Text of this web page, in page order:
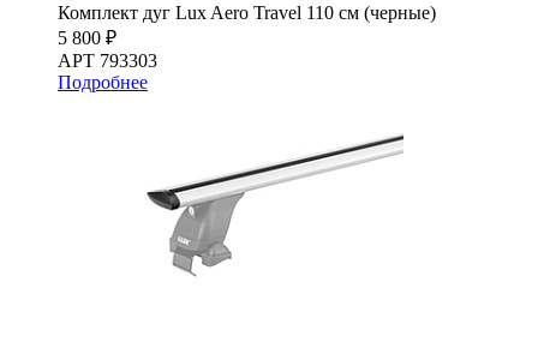
Комплект дуг Lux Aero Travel 110 см (черные)
5 800 ₽
АРТ 793303
Подробнее